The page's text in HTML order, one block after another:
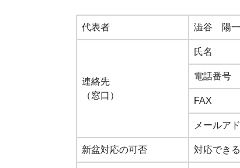
代表者 澁谷 陽一
連絡先
（窓口）
氏名
電話番号
FAX
メールア
新盆対応の可否 対応できる